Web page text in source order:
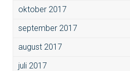
oktober 2017
september 2017
august 2017
juli 2017